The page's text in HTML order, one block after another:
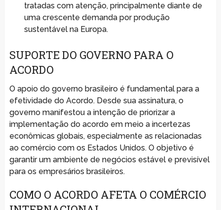
tratadas com atenção, principalmente diante de
uma crescente demanda por produção
sustentável na Europa.
SUPORTE DO GOVERNO PARA O
ACORDO
O apoio do governo brasileiro é fundamental para a
efetividade do Acordo. Desde sua assinatura, o
governo manifestou a intenção de priorizar a
implementação do acordo em meio a incertezas
econômicas globais, especialmente as relacionadas
ao comércio com os Estados Unidos. O objetivo é
garantir um ambiente de negócios estável e previsível
para os empresários brasileiros.
COMO O ACORDO AFETA O COMÉRCIO